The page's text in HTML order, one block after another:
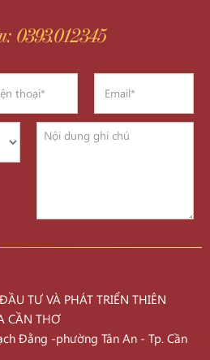
0393.012345
TƯ VÀ PHÁT TRIỂN THIÊN
CẦN THƠ
Đằng -phường Tân An - Tp. Cần